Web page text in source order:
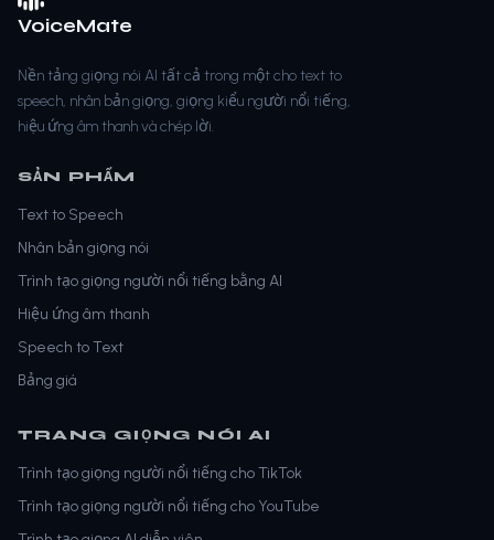
VoiceMate
Nền tảng giọng nói AI tất cả trong một cho text to
speech, nhân bản giọng, giọng kiểu người nổi tiếng,
hiệu ứng âm thanh và chép lời.
SẢN PHẨM
Text to Speech
Nhân bản giọng nói
Trình tạo giọng người nổi tiếng bằng AI
Hiệu ứng âm thanh
Speech to Text
Bảng giá
TRANG GIỌNG NÓI AI
Trình tạo giọng người nổi tiếng cho TikTok
Trình tạo giọng người nổi tiếng cho YouTube